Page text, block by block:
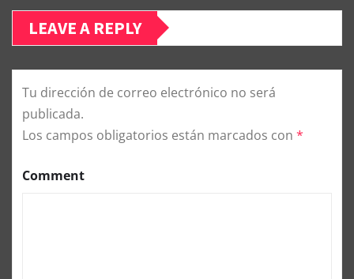
LEAVE A REPLY
Tu dirección de correo electrónico no será
publicada.
Los campos obligatorios están marcados con *
Comment